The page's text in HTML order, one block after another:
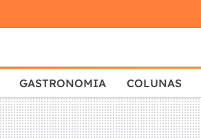
GASTRONOMIA COLUNAS